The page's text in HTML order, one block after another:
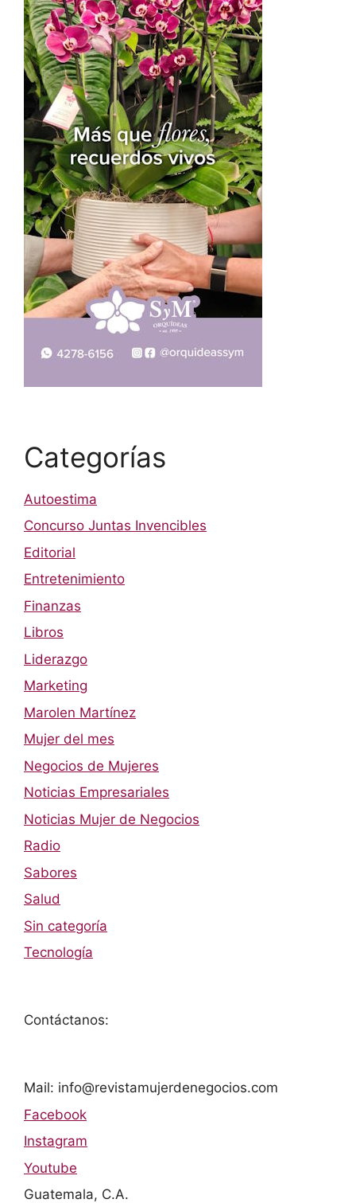
Categorías
Autoestima
Concurso Juntas Invencibles
Editorial
Entretenimiento
Finanzas
Libros
Liderazgo
Marketing
Marolen Martínez
Mujer del mes
Negocios de Mujeres
Noticias Empresariales
Noticias Mujer de Negocios
Radio
Sabores
Salud
Sin categoría
Tecnología
Contáctanos:
Mail: info@revistamujerdenegocios.com
Facebook
Instagram
Youtube
Guatemala, C.A.